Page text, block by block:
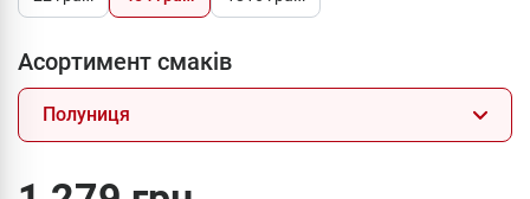
Асортимент смаків
Полуниця